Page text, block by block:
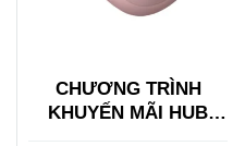
CHƯƠNG TRÌNH
KHUYẾN MÃI HUB